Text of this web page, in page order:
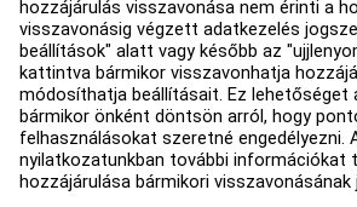
Bejelentkezés a Facility Connect